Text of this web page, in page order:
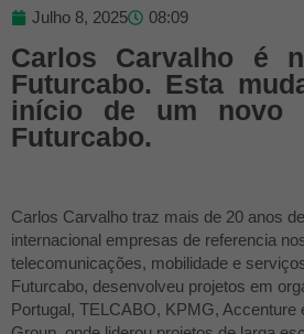
Julho 8, 2025 08:09
Carlos Carvalho é
Futurcabo. Esta
início de um novo
Futurcabo.
Carlos Carvalho traz mais de 20 anos
internacional empresas de referencia
telecomunicações, mobilidade e
Futurcabo, desenvolveu projetos em
Portugal, TELCABO, KPMG, Accenture